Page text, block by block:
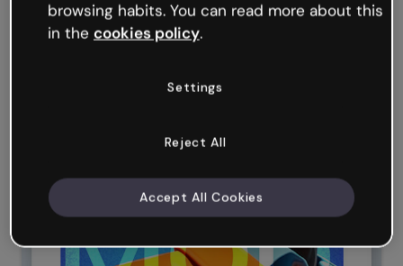
browsing habits. You can read more about this
in the cookies policy.
Settings
Reject All
Accept All Cookies